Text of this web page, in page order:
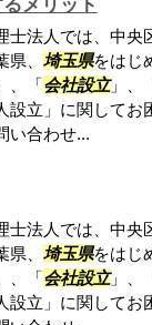
メリット
士法人では、中央
、 埼玉県をはじ
、「会社設立」、
設立」に関してお
い合わせ...
士法人では、中央
、 埼玉県をはじ
、「会社設立」、
設立」に関してお